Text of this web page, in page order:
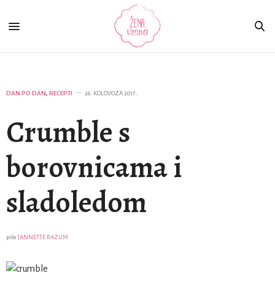
DAN PO DAN, RECEPTI 26. KOLOVOZA 2017.
Crumble s
borovnicama i
sladoledom
piše JANNETTE RAZUM